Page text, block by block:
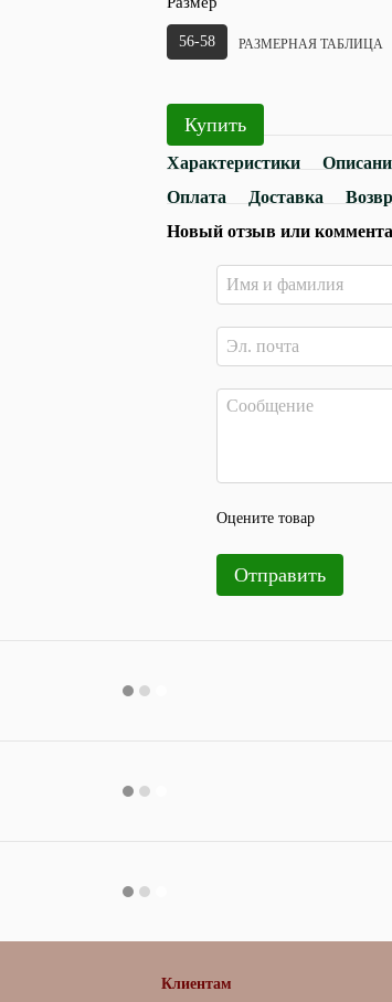
56-58 РАЗМЕРНАЯ ТАБЛИЦА
Купить
Характеристики
Оплата
Доставка
Новый отзыв или
Оцените товар
Отправить
Клиентам